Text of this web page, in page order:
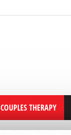
COUPLES THERAPY